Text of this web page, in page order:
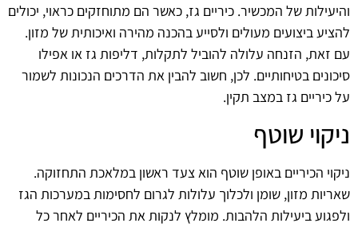
והיעילות של המכשיר. כיריים גז, כאשר הם מתוחזקים כראוי, יכולים
להציע ביצועים מעולים ולסייע בהכנה מהירה ואיכותית של מזון.
עם זאת, הזנחה עלולה להוביל לתקלות, דליפות גז או אפילו
סיכונים בטיחותיים. לכן, חשוב להבין את הדרכים הנכונות לשמור
על כיריים גז במצב תקין.
ניקוי שוטף
ניקוי הכיריים באופן שוטף הוא צעד ראשון במלאכת התחזוקה.
שאריות מזון, שומן ולכלוך עלולות לגרום לחסימות במערכות הגז
ולפגוע ביעילות הלהבות. מומלץ לנקות את הכיריים לאחר כל